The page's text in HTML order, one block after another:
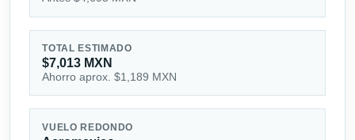
TOTAL ESTIMADO
$7,013 MXN
Ahorro aprox. $1,189 MXN
VUELO REDONDO